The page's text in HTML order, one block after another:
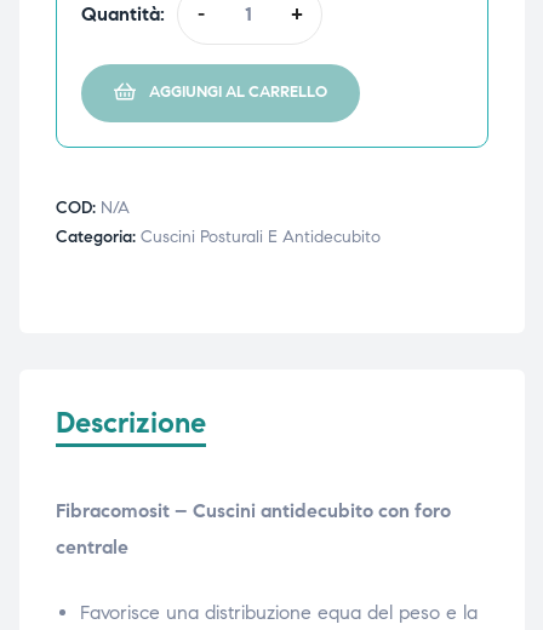
Quantità: - +
AGGIUNGI AL CARRELLO
COD: N/A
Categoria: Cuscini Posturali E Antidecubito
Descrizione
Fibracomosit – Cuscini antidecubito con foro
centrale
Favorisce una distribuzione equa del peso e la